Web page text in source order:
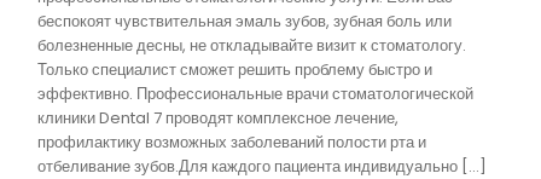
беспокоят чувствительная эмаль зубов, зубная боль или
болезненные десны, не откладывайте визит к стоматологу.
Только специалист сможет решить проблему быстро и
эффективно. Профессиональные врачи стоматологической
клиники Dental 7 проводят комплексное лечение,
профилактику возможных заболеваний полости рта и
отбеливание зубов.Для каждого пациента индивидуально […]